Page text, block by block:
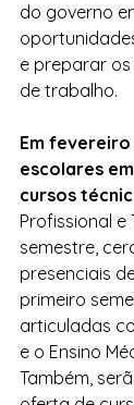
do governo
e preparar
de trabalho.
Em fevereiro
escolares
cursos
Profissional e
semestre,
presenciais
primeiro
articuladas
e o Ensino
Também,